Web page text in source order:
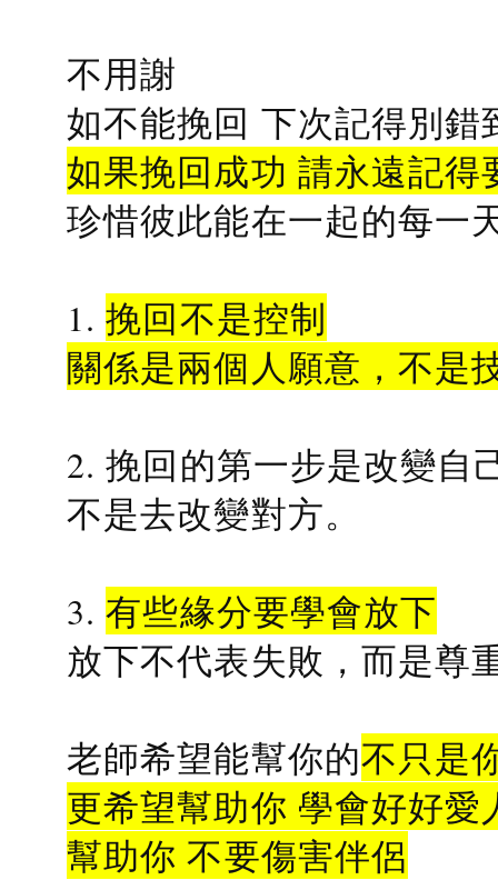
不用謝
如不能挽回 下次記得別錯
如果挽回成功 請永遠記得
珍惜彼此能在一起的每一
1.挽回不是控制
關係是兩個人願意，不是
2. 挽回的第一步是改變自
不是去改變對方。
3.有些緣分要學會放下
放下不代表失敗，而是尊
老師希望能幫你的不只是
更希望幫助你 學會好好愛
幫助你 不要傷害伴侶